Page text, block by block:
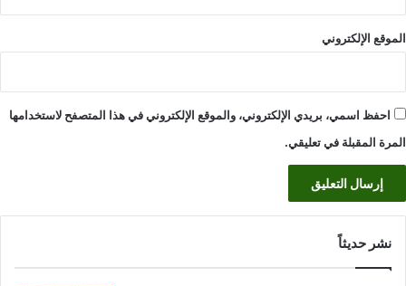
الموقع الإلكتروني
احفظ اسمي، بريدي الإلكتروني، والموقع الإلكتروني في هذا المتصفح لاستخدامها
المرة المقبلة في تعليقي.
نشر حديثاً